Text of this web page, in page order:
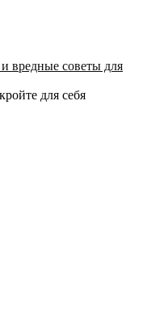
вредные советы для
для себя